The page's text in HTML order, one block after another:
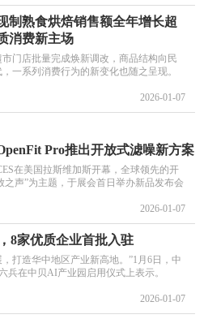
制熟食烘焙销售额全年增长超
消费新主场
门店批量完成焕新调改，商品结构向民
一系列消费行为的新变化也随之呈现。
2026-01-07
Pro推出开放式滤噪新方案
在美国拉斯维加斯开幕，全球领先的开
之声”为主题，于展会首日举办新品发布会
2026-01-07
8家优质企业首批入驻
打造华中地区产业新高地。”1月6日，中
兵在中贝AI产业园启用仪式上表示。
2026-01-07